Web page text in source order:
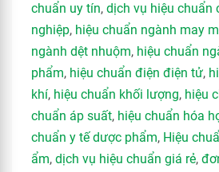
chuẩn uy tín, dịch vụ hiệu chuẩn
nghiệp, hiệu chuẩn ngành may
ngành dệt nhuộm, hiệu chuẩn
phẩm, hiệu chuẩn điện điện tử,
khí, hiệu chuẩn khối lượng, hiệu
chuẩn áp suất, hiệu chuẩn hóa
chuẩn y tế dược phẩm, Hiệu
ẩm, dịch vụ hiệu chuẩn giá rẻ,